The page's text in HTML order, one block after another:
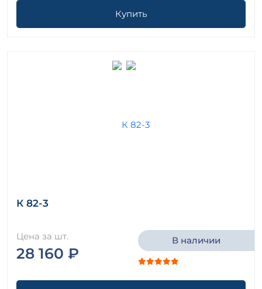
Купить
К 82-3
Цена за шт.
28 160 ₽
В наличии